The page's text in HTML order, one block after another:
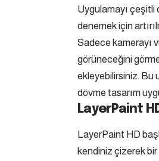
Uygulamayı çeşitli
denemek için
Sadece kamerayı
görüneceğini
ekleyebilirsiniz. Bu
dövme tasarım
LayerPaint
LayerPaint HD
kendiniz çizerek bir